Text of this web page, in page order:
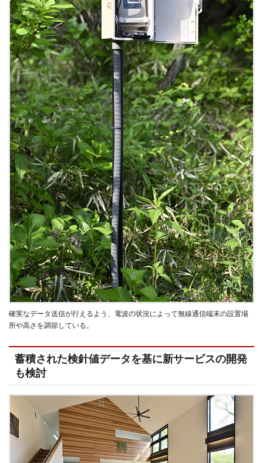
確実なデータ送信が行えるよう、電波の状況によって無線通信端末の設置場
所や高さを調節している。
蓄積された検針値データを基に新サービスの開発
も検討